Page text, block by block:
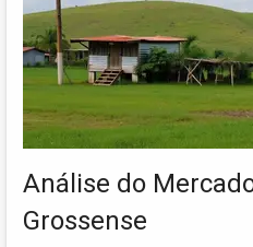
Análise do
Grossense